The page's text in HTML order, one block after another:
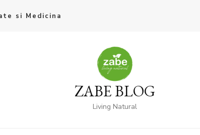
si Medicina
ZABE BLOG
Living Natural